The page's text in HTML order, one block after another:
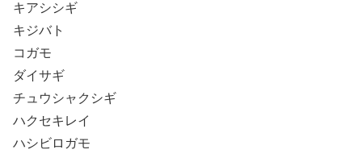
キアシシギ
キジバト
コガモ
ダイサギ
チュウシャクシギ
ハクセキレイ
ハシビロガモ